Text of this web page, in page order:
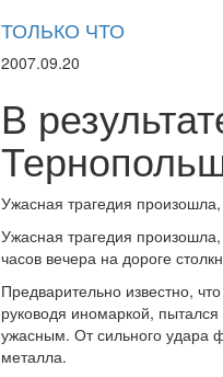
ТОЛЬКО ЧТО
2007.09.20
В
Ужасная трагедия
Ужасная трагедия
часов вечера на дороге
Предварительно известно,
руководя иномаркой,
ужасным. От сильного удара
металла.